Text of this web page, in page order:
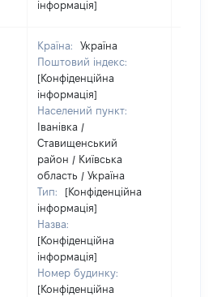
інформація]
Країна:
Україна
Поштовий індекс:
[Конфіденційна
інформація]
Населений пункт:
Іванівка /
Ставищенський
район / Київська
область / Україна
Тип:
[Конфіденційна
інформація]
Назва:
[Конфіденційна
інформація]
Номер будинку:
[Конфіденційна